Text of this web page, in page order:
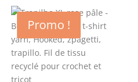
Promo !